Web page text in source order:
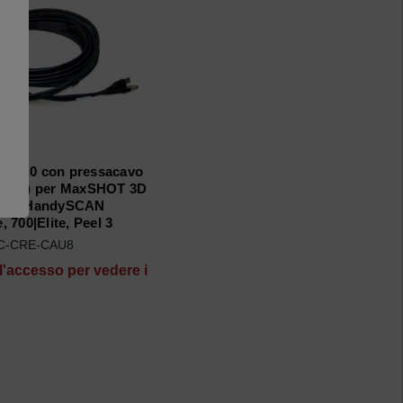
3.0 con pressacavo
m) per MaxSHOT 3D
HandySCAN
700|Elite, Peel 3
CRE-CAU8
per vedere i